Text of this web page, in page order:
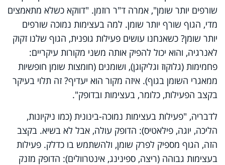
שורפים יותר שומן", אמרה ד"ר רוזמן. "דווקא כשלא מתאמצים
מדי, הגוף שורף יותר שומן. למה בעצימות נמוכה שורפים
יותר שומן? כשאנחנו עושים פעילות גופנית, הגוף שלנו זקוק
לאנרגיה, והוא יכול להפיק אותה משני מקורות עיקריים:
פחמימות (גלוקוז וגליקוגן), ושומנים (חומצות שומן חופשיות
ממאגרי השומן בגוף). איזה מקור הוא יעדיף? זה תלוי בעיקר
בקצב הפעילות, כלומר, בעצימות ובדופק".
לדבריה, "פעילות בעצימות נמוכה-בינונית (כמו ניקיונות,
הליכה, יוגה, פילאטיס): הדופק עולה, אבל לא בשיא. בקצב
הזה, הגוף מספיק לפרק שומן, ולהשתמש בו כדלק. פעילות
בעצימות גבוהה (ריצה, ספינינג, אינטרוולים): הדופק מזנק